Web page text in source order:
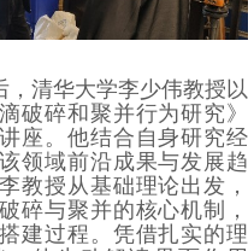
，清华大学李少伟教授以
破碎和聚并行为研究》
座。他结合自身研究经
领域前沿成果与发展趋
教授从基础理论出发，
碎与聚并的核心机制，
建过程。凭借扎实的理